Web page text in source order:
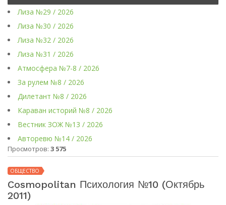
Лиза №29 / 2026
Лиза №30 / 2026
Лиза №32 / 2026
Лиза №31 / 2026
Атмосфера №7-8 / 2026
За рулем №8 / 2026
Дилетант №8 / 2026
Караван историй №8 / 2026
Вестник ЗОЖ №13 / 2026
Авторевю №14 / 2026
Просмотров: 3 575
ОБЩЕСТВО
Cosmopolitan Психология №10 (октябрь
2011)